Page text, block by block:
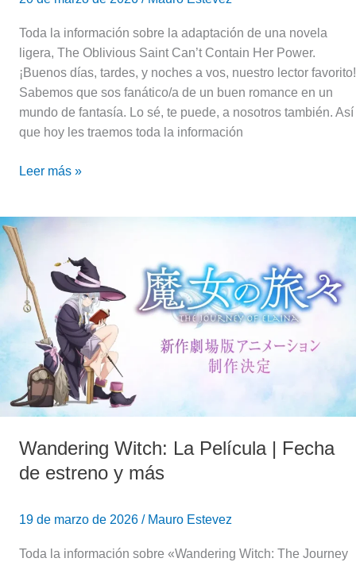
Toda la información sobre la adaptación de una novela
ligera, The Oblivious Saint Can’t Contain Her Power.
¡Buenos días, tardes, y noches a vos, nuestro lector favorito!
Sabemos que sos fanático/a de un buen romance en un
mundo de fantasía. Lo sé, te puede, a nosotros también. Así
que hoy les traemos toda la información
Leer más »
Wandering Witch: La Película | Fecha
de estreno y más
19 de marzo de 2026 / Mauro Estevez
Toda la información sobre «Wandering Witch: The Journey
Wandering
Witch:
La
Película
Fecha
estreno
más